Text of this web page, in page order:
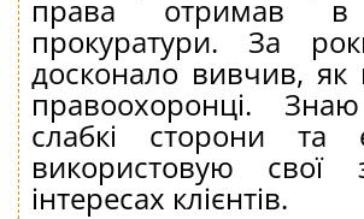
права отримав в
прокуратури. За
досконало вивчив,
правоохоронці.
слабкі сторони та
використовую свої
інтересах клієнтів.